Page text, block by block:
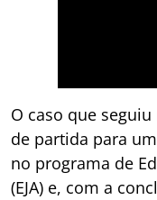
O caso que
de partida para
no programa de
(EJA) e, com a